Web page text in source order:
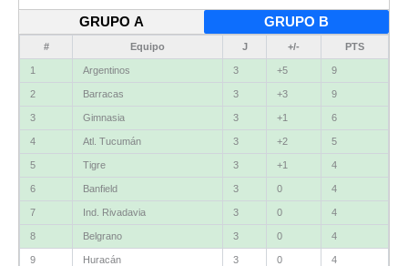
GRUPO A GRUPO B
# Equipo J +/- PTS
1 Argentinos 3 +5 9
2 Barracas 3 +3 9
3 Gimnasia 3 +1 6
4 Atl. Tucumán 3 +2 5
5 Tigre 3 +1 4
6 Banfield 3 0 4
7 Ind. Rivadavia 3 0 4
8 Belgrano 3 0 4
9 Huracán 3 0 4